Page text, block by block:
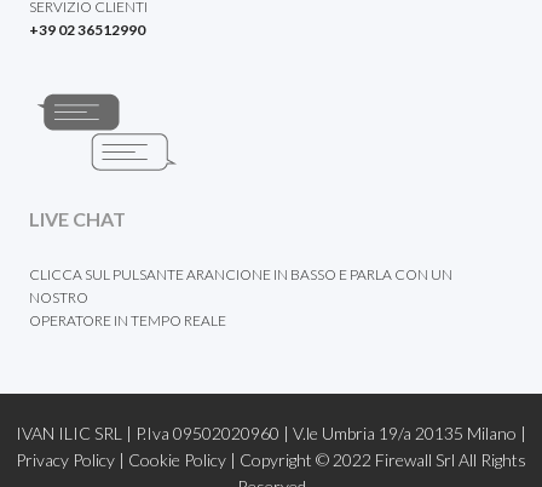
SERVIZIO CLIENTI
+39 02 36512990
LIVE CHAT
CLICCA SUL PULSANTE ARANCIONE IN BASSO E PARLA CON UN
NOSTRO
OPERATORE IN TEMPO REALE
IVAN ILIC SRL | P.Iva 09502020960 | V.le Umbria 19/a 20135 Milano |
Privacy Policy | Cookie Policy | Copyright © 2022 Firewall Srl All Rights